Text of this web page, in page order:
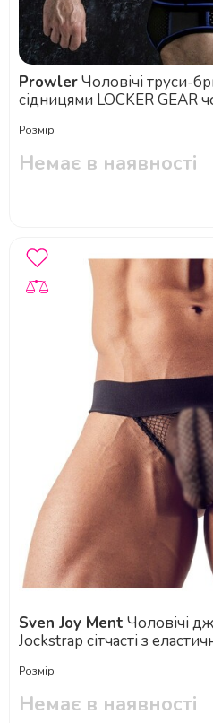
Prowler
сідницями LOCKER GEAR
Розмір
Немає в наявності
Sven Joy Ment
Jockstrap сітчасті з
Розмір
Немає в наявності